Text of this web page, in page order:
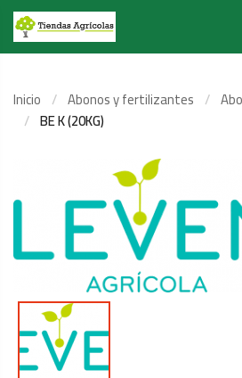
Inicio Abonos y fertilizantes
BE K (20KG)